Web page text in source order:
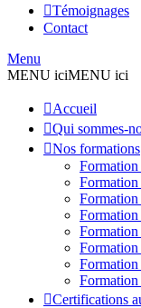
Témoignages
Contact
Menu
MENU iciMENU ici
Accueil
Qui sommes-
Nos formations
Formation
Formation
Formation
Formation
Formation
Certifications